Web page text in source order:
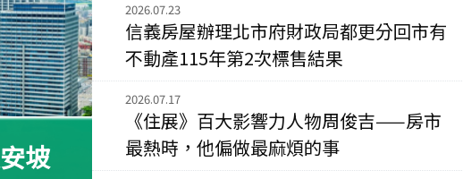
新北市永和區環河西路二段
115年07月 成交
央央 5,800萬
115年07月 成交
小西華 1,938萬
坡
2026.07.23
信義房屋辦理北市府財政局都更分回市有
不動產115年第2次標售結果
2026.07.17
《住展》百大影響力人物周俊吉——房市
最熱時，他偏做最麻煩的事